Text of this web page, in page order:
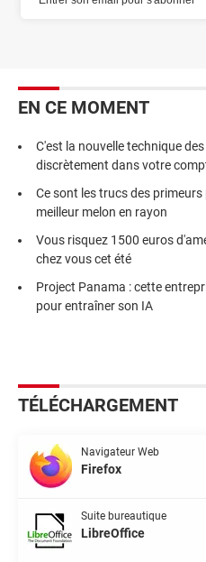
EN CE MOMENT
C'est la nouvelle technique
discrètement dans votre
Ce sont les trucs des
meilleur melon en rayon
Vous risquez 1500 euros
chez vous cet été
Project Panama : cette
pour entraîner son IA
TÉLÉCHARGEMENT
Navigateur Web
Firefox
Suite bureautique
LibreOffice